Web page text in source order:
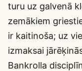
turu uz galvenā
zemākiem
ir kaitinoša; uz
izmaksai
Bankrolla